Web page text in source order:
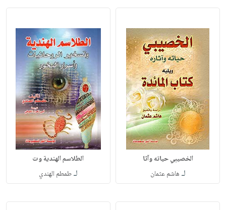
الخصيبي حياته وآثا
لـ هاشم عثمان
الطلاسم الهندية وت
لـطمطم الهندي